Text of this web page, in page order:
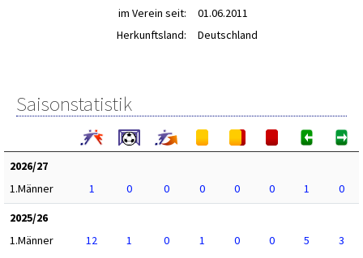
im Verein seit:
01.06.2011
Herkunftsland:
Deutschland
Saisonstatistik
2026/27
1.Männer
1 0 0 0 0 0 1
0
2025/26
1.Männer
12 1 0 1 0 0 5
3